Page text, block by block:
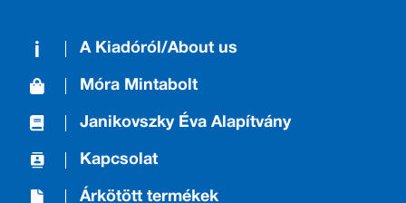
A Kiadóról/About us
Móra Mintabolt
Janikovszky Éva Alapítvány
Kapcsolat
Árkötött termékek